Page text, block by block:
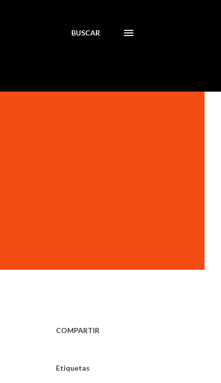
BUSCAR
COMPARTIR
Etiquetas